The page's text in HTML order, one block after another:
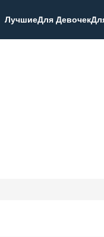
ЛучшиеДля Девочек